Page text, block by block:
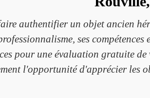
authentifier un objet ancien
ses
pour une évaluation gratuite
l'opportunité d'apprécier les